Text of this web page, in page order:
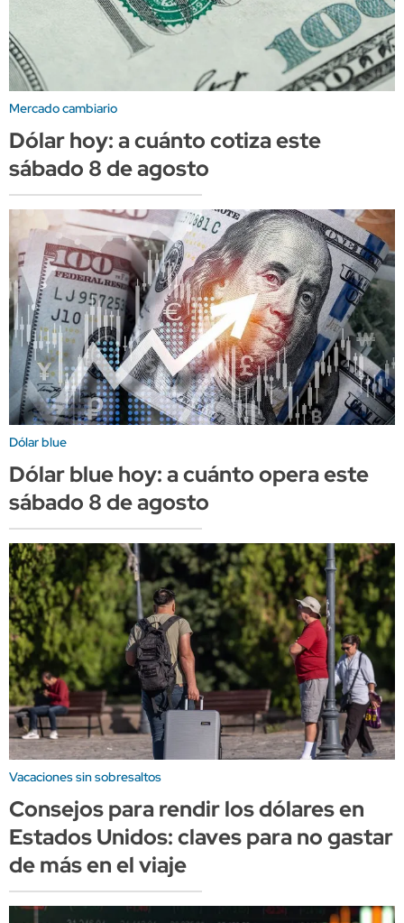
Mercado cambiario
Dólar hoy: a cuánto cotiza este
sábado 8 de agosto
Dólar blue
Dólar blue hoy: a cuánto opera este
sábado 8 de agosto
Vacaciones sin sobresaltos
Consejos para rendir los dólares en
Estados Unidos: claves para no gastar
de más en el viaje